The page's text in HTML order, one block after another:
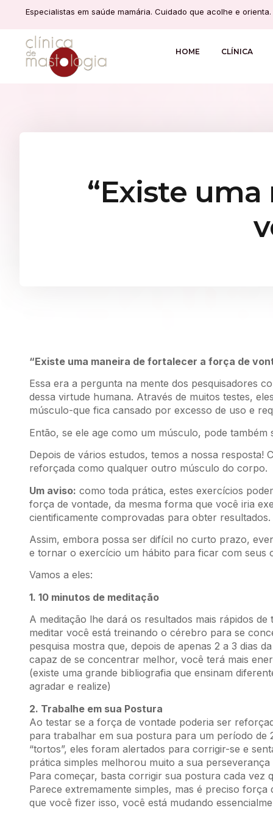
Especialistas em saúde mamária. Cuidado que acolhe e orienta.
HOME CLÍNICA
“Existe
“Existe uma maneira de fortalecer a força de
Essa era a pergunta na mente dos pesquisadores
dessa virtude humana. Através de muitos testes,
músculo-que fica cansado por excesso de uso e
Então, se ele age como um músculo, pode
Depois de vários estudos, temos a nossa
reforçada como qualquer outro músculo do corpo.
Um aviso: como toda prática, estes exercícios
força de vontade, da mesma forma que você iria
cientificamente comprovadas para obter resultados.
Assim, embora possa ser difícil no curto prazo,
e tornar o exercício um hábito para ficar com seus
Vamos a eles:
1. 10 minutos de meditação
A meditação lhe dará os resultados mais rápidos
meditar você está treinando o cérebro para se
pesquisa mostra que, depois de apenas 2 a 3 dias
capaz de se concentrar melhor, você terá mais
(existe uma grande bibliografia que ensinam
agradar e realize)
2. Trabalhe em sua Postura
Ao testar se a força de vontade poderia ser
para trabalhar em sua postura para um período de
“tortos”, eles foram alertados para corrigir-se e
prática simples melhorou muito a sua
Para começar, basta corrigir sua postura cada vez
Parece extremamente simples, mas é preciso
que você fizer isso, você está mudando